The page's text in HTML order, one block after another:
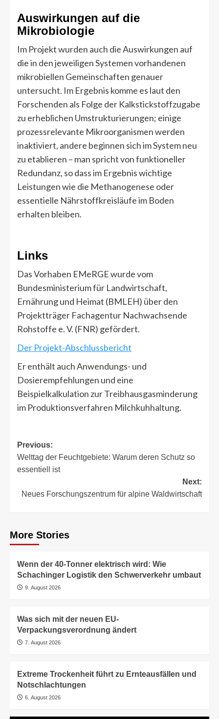
Auswirkungen auf die
Mikrobiologie
Im Projekt wurden auch die Auswirkungen auf
die in den jeweiligen Systemen vorhandenen
mikrobiellen Gemeinschaften genauer
untersucht. Im Ergebnis komme es laut den
Forschenden als Folge der Kalkstickstoffzugabe
zu erheblichen Umstrukturierungen; einige
prozessrelevante Mikroorganismen werden
inaktiviert, andere beginnen sich im System neu
zu etablieren – man spricht von funktioneller
Redundanz, so dass im Ergebnis wichtige
Leistungen wie die Methanogenese oder
essentielle Nährstoffkreisläufe im Boden
erhalten bleiben.
Links
Das Vorhaben EMeRGE wurde vom
Bundesministerium für Landwirtschaft,
Ernährung und Heimat (BMLEH) über den
Projektträger Fachagentur Nachwachsende
Rohstoffe e. V. (FNR) gefördert.
Der Projekt-Abschlussbericht
Er enthält auch Anwendungs- und
Dosierempfehlungen und eine
Beispielkalkulation zur Treibhausgasminderung
im Produktionsverfahren Milchkuhhaltung.
Post
navigation
Previous:
Welttag der Feuchtgebiete: Warum deren Schutz so
essentiell ist
Next:
Neues Forschungszentrum für alpine Waldwirtschaft
More Stories
Wenn der 40-Tonner elektrisch wird: Wie
Schachinger Logistik den Schwerverkehr umbaut
9. August 2026
Was sich mit der neuen EU-
Verpackungsverordnung ändert
7. August 2026
Extreme Trockenheit führt zu Ernteausfällen und
Notschlachtungen
6. August 2026